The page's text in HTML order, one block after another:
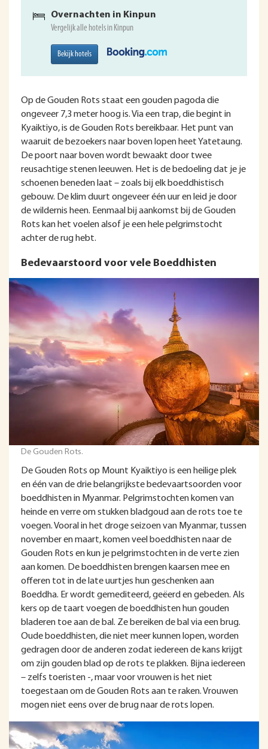
Overnachten in Kinpun
Vergelijk alle hotels in Kinpun
Bekijk hotels
Op de Gouden Rots staat een gouden pagoda die
ongeveer 7,3 meter hoog is. Via een trap, die begint in
Kyaiktiyo, is de Gouden Rots bereikbaar. Het punt van
waaruit de bezoekers naar boven lopen heet Yatetaung.
De poort naar boven wordt bewaakt door twee
reusachtige stenen leeuwen. Het is de bedoeling dat je je
schoenen beneden laat – zoals bij elk boeddhistisch
gebouw. De klim duurt ongeveer één uur en leid je door
de wildernis heen. Eenmaal bij aankomst bij de Gouden
Rots kan het voelen alsof je een hele pelgrimstocht
achter de rug hebt.
Bedevaarstoord voor vele Boeddhisten
De Gouden Rots.
De Gouden Rots op Mount Kyaiktiyo is een heilige plek
en één van de drie belangrijkste bedevaartsoorden voor
boeddhisten in Myanmar. Pelgrimstochten komen van
heinde en verre om stukken bladgoud aan de rots toe te
voegen. Vooral in het droge seizoen van Myanmar, tussen
november en maart, komen veel boeddhisten naar de
Gouden Rots en kun je pelgrimstochten in de verte zien
aan komen. De boeddhisten brengen kaarsen mee en
offeren tot in de late uurtjes hun geschenken aan
Boeddha. Er wordt gemediteerd, geëerd en gebeden. Als
kers op de taart voegen de boeddhisten hun gouden
bladeren toe aan de bal. Ze bereiken de bal via een brug.
Oude boeddhisten, die niet meer kunnen lopen, worden
gedragen door de anderen zodat iedereen de kans krijgt
om zijn gouden blad op de rots te plakken. Bijna iedereen
– zelfs toeristen -, maar voor vrouwen is het niet
toegestaan om de Gouden Rots aan te raken. Vrouwen
mogen niet eens over de brug naar de rots lopen.